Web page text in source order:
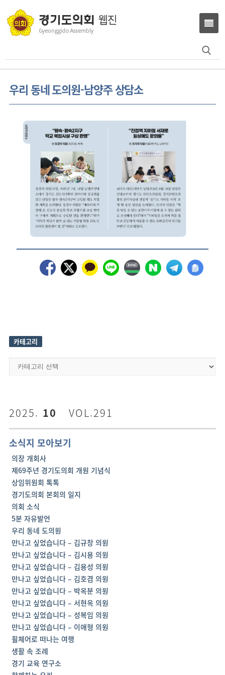
우리 동네 도의원-남양주 상담소
카테고리
카
2025. 10 VOL.291
소식지 모아보기
의장 개회사
제69주년 경기도의회 개원 기념식
상임위원회 톡톡
경기도의회 본회의 일지
의회 소식
5분 자유발언
우리 동네 도의원
만나고 싶었습니다 – 김규창 의원
만나고 싶었습니다 – 김시용 의원
만나고 싶었습니다 – 김용성 의원
만나고 싶었습니다 – 김호겸 의원
만나고 싶었습니다 – 박옥분 의원
만나고 싶었습니다 – 서현옥 의원
만나고 싶었습니다 – 성복임 의원
만나고 싶었습니다 – 이애형 의원
휠체어로 떠나는 여행
생활 속 조례
경기 교육 연구소